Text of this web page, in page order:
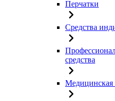
Перчатки
Средства
средства
Медицинская